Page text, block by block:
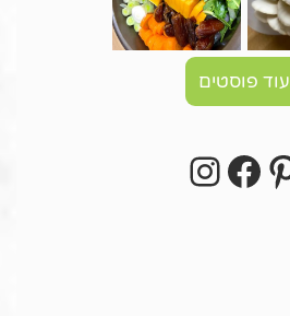
עוד פוסטים
Pinterest
Facebook